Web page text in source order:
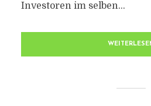
Investoren im selben...